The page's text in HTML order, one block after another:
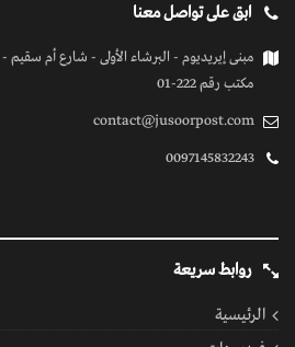
ابق على تواصل معنا
مبنى إيريديوم - البرشاء الأولى - شارع أم سقيم -
مكتب رقم 222-01
contact@jusoorpost.com
0097145832243
روابط سريعة
الرئيسية